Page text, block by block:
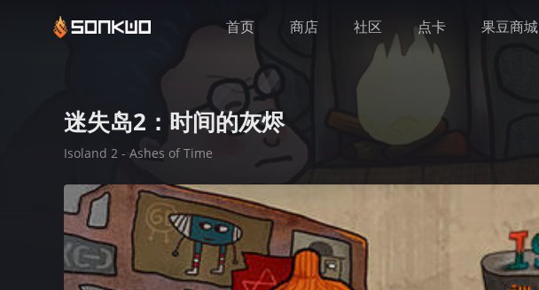
首页 商店 社区 点卡 果豆商城
迷失岛2：时间的灰烬
Isoland 2 - Ashes of Time